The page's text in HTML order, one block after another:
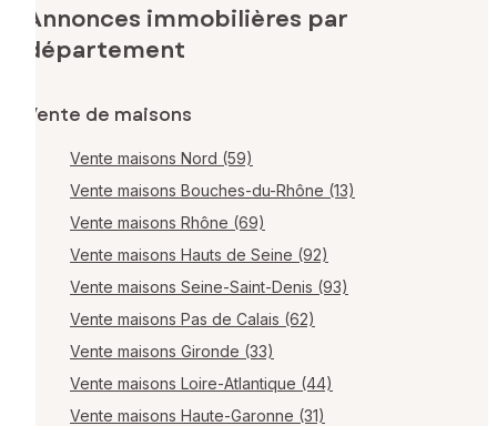
Annonces immobilières par
département
Vente de maisons
Vente maisons Nord (59)
Vente maisons Bouches-du-Rhône (13)
Vente maisons Rhône (69)
Vente maisons Hauts de Seine (92)
Vente maisons Seine-Saint-Denis (93)
Vente maisons Pas de Calais (62)
Vente maisons Gironde (33)
Vente maisons Loire-Atlantique (44)
Vente maisons Haute-Garonne (31)